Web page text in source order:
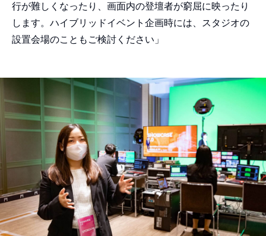
行が難しくなったり、画面内の登壇者が窮屈に映ったり
します。ハイブリッドイベント企画時には、スタジオの
設置会場のこともご検討ください」